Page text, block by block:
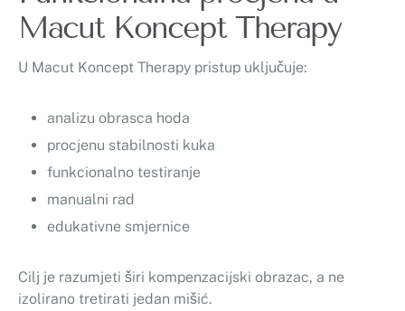
Macut Koncept Therapy
U Macut Koncept Therapy pristup uključuje:
analizu obrasca hoda
procjenu stabilnosti kuka
funkcionalno testiranje
manualni rad
edukativne smjernice
Cilj je razumjeti širi kompenzacijski obrazac, a ne
izolirano tretirati jedan mišić.